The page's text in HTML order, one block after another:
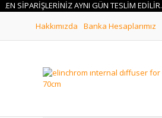
AYNI GÜN TESLİM EDİLİR.
Hakkımızda
Banka Hesaplarımız